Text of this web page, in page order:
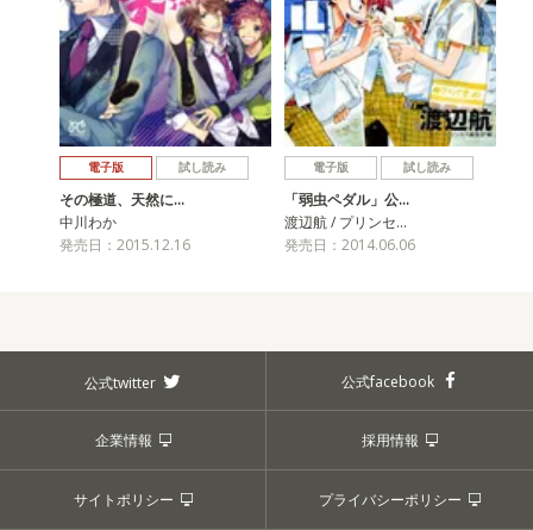
電子版 試し読み
その極道、天然に…
中川わか
発売日：2015.12.16
電子版 試し読み
「弱虫ペダル」公…
渡辺航 / プリンセ…
発売日：2014.06.06
公式twitter 公式facebook
企業情報 採用情報
サイトポリシー プライバシーポリシー